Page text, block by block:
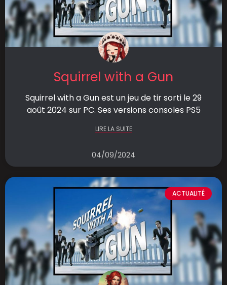
Squirrel with a Gun
Squirrel with a Gun est un jeu de tir sorti le 29
août 2024 sur PC. Ses versions consoles PS5
LIRE LA SUITE
04/09/2024
ACTUALITÉ